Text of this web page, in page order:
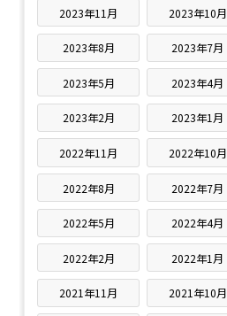
2023年11月 2023年10月
2023年8月 2023年7月
2023年5月 2023年4月
2023年2月 2023年1月
2022年11月 2022年10月
2022年8月 2022年7月
2022年5月 2022年4月
2022年2月 2022年1月
2021年11月 2021年10月